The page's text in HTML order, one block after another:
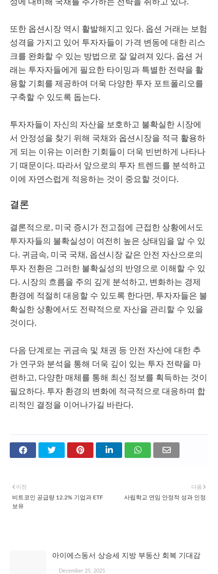
성에 대비해 국채를 추가하는 전략을 취하고 있다.
또한 옵션시장 역시 활발해지고 있다. 옵션 거래는 보험
성격을 가지고 있어 투자자들이 가격 변동에 대한 리스
크를 완화할 수 있는 방법으로 잘 알려져 있다. 옵션 거
래는 투자자들에게 필요한 타이밍과 특별한 전략을 활
용할 기회를 제공하여 더욱 다양한 투자 포트폴리오를
구축할 수 있도록 돕는다.
투자자들이 자신의 자산을 보호하고 불확실한 시장에
서 안정성을 찾기 위해 국채와 옵션시장을 적극 활용하
게 되는 이유는 이러한 기회들이 더욱 빈번하게 나타나
기 때문이다. 따라서 앞으로의 투자 트렌드를 분석하고
이에 자연스럽게 적응하는 것이 중요할 것이다.
결론
결론적으로, 미국 증시가 전고점에 근접한 상황에서도
투자자들의 불확실성이 여전히 높은 상태임을 알 수 있
다. 귀금속, 미국 국채, 옵션시장 같은 안전 자산으로의
투자 전환은 그러한 불확실성의 반영으로 이해할 수 있
다. 시장의 흐름을 주의 깊게 분석하고, 변화하는 경제
환경에 적절히 대응할 수 있도록 한다면, 투자자들은 불
확실한 상황에서도 전략적으로 자산을 관리할 수 있을
것이다.
다음 단계로는 귀금속 및 채권 등 안전 자산에 대한 추
가 연구와 분석을 통해 더욱 깊이 있는 투자 전략을 마
련하고, 다양한 매체를 통해 최신 정보를 획득하는 것이
필요하다. 투자 환경의 변화에 적극적으로 대응하며 합
리적인 결정을 이어나가길 바란다.
다음
사립학교 연임 안정적 성과 인정
이전
비트코인 공급량 12.2% 기업과 ETF
보유
아이에스동서 상승세 지방 부동산 회복 기대감
December 25, 2025